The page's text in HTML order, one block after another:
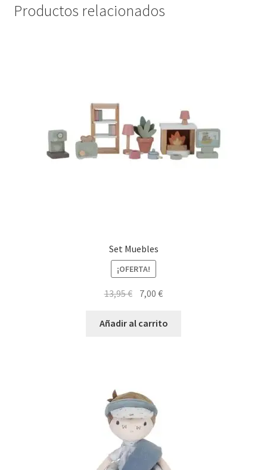
Productos relacionados
Set Muebles
¡OFERTA!
13,95€ El
original
7,00€El
actual
Añadir al carrito